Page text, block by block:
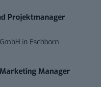
Projektmanager
in Eschborn
Manager